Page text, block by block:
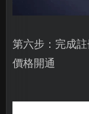
第六步：完成
價格開通